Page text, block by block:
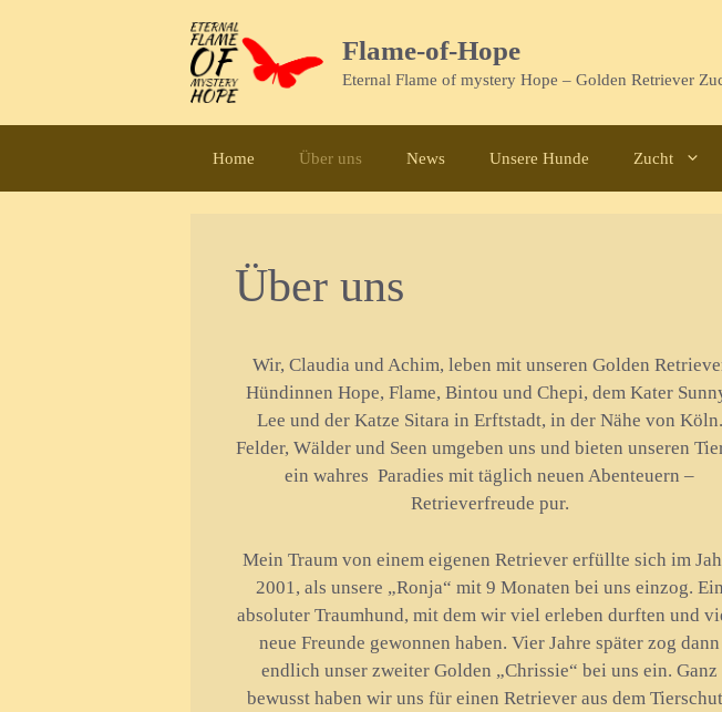
Flame-of-Hope
Eternal Flame of mystery Hope – Golden Retriever
Home Über uns News Unsere Hunde Zucht
Über uns
Wir, Claudia und Achim, leben mit unseren Golden
Hündinnen Hope, Flame, Bintou und Chepi, dem Kater
Lee und der Katze Sitara in Erftstadt, in der Nähe von Köln.
Felder, Wälder und Seen umgeben uns und bieten unseren
ein wahres Paradies mit täglich neuen Abenteuern –
Retrieverfreude pur.
Mein Traum von einem eigenen Retriever erfüllte sich im
2001, als unsere „Ronja“ mit 9 Monaten bei uns einzog. Ein
absoluter Traumhund, mit dem wir viel erleben durften und
neue Freunde gewonnen haben. Vier Jahre später zog dann
endlich unser zweiter Golden „Chrissie“ bei uns ein. Ganz
bewusst haben wir uns für einen Retriever aus dem